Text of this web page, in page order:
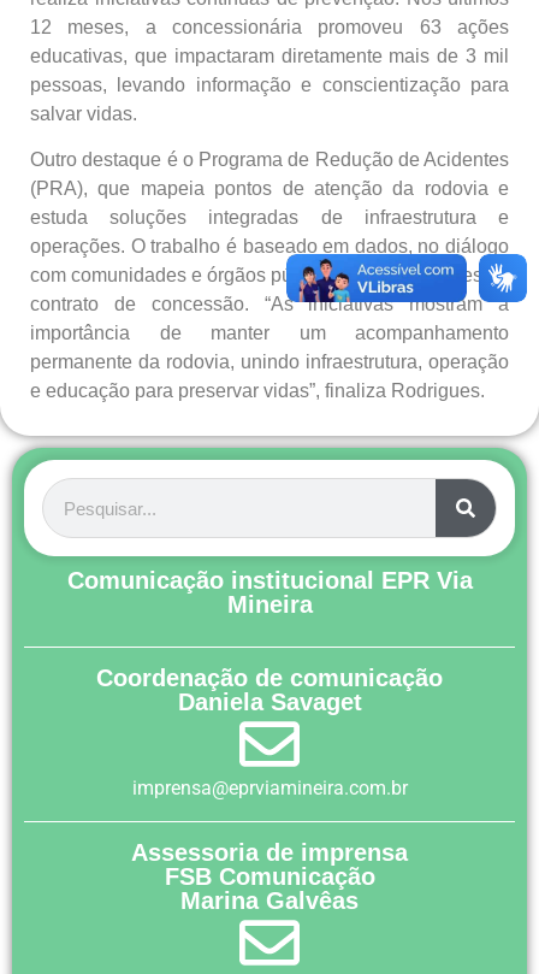
Comunicação institucional EPR Via
Mineira
Coordenação de comunicação
Daniela Savaget
imprensa@eprviamineira.com.br
Assessoria de imprensa
FSB Comunicação
Marina Galvêas
12 meses, a concessionária promoveu 63 ações
educativas, que impactaram diretamente mais de 3 mil
pessoas, levando informação e conscientização para
salvar vidas.
Outro destaque é o Programa de Redução de Acidentes
(PRA), que mapeia pontos de atenção da rodovia e
estuda soluções integradas de infraestrutura e
operações. O trabalho é baseado em dados, no diálogo
com comunidades e órgãos públicos, e nas diretrizes do
contrato de concessão. “As iniciativas mostram a
importância de manter um acompanhamento
permanente da rodovia, unindo infraestrutura, operação
e educação para preservar vidas”, finaliza Rodrigues.